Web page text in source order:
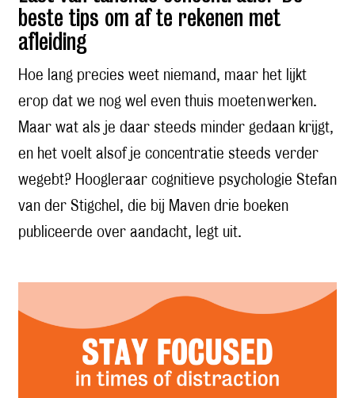
beste tips om af te rekenen met
afleiding
Hoe lang precies weet niemand, maar het lijkt
erop dat we nog wel even thuis moeten werken.
Maar wat als je daar steeds minder gedaan krijgt,
en het voelt alsof je concentratie steeds verder
wegebt? Hoogleraar cognitieve psychologie Stefan
van der Stigchel, die bij Maven drie boeken
publiceerde over aandacht, legt uit.